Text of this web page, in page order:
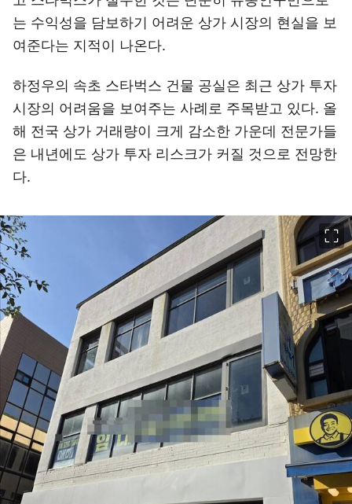
는 수익성을 담보하기 어려운 상가 시장의 현실을 보
여준다는 지적이 나온다.
하정우의 속초 스타벅스 건물 공실은 최근 상가 투자
시장의 어려움을 보여주는 사례로 주목받고 있다. 올
해 전국 상가 거래량이 크게 감소한 가운데 전문가들
은 내년에도 상가 투자 리스크가 커질 것으로 전망한
다.